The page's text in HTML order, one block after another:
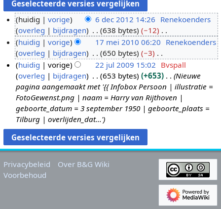
d
c
huidig vorige 6 dec 2012 14:26 Renekoenders
overleg
bijdragen 638 bytes
−12
G
e
e
n
b
e
w
e
r
k
i
7
0
huidig vorige 17 mei 2010 06:20 Renekoenders
overleg
bijdragen 650 bytes
−3
G
e
e
n
b
e
w
e
r
k
i
0
9
huidig vorige 22 jul 2009 15:02 Bvspall
overleg
bijdragen 653 bytes +653
Nieuwe
pagina aangemaakt met '{{ Infobox Persoon | illustratie =
FotoGewenst.png | naam = Harry van Rijthoven |
geboorte_datum = 3 september 1950 | geboorte_plaats =
Tilburg | overlijden_dat...'
Privacybeleid
Over B&G Wiki
Voorbehoud